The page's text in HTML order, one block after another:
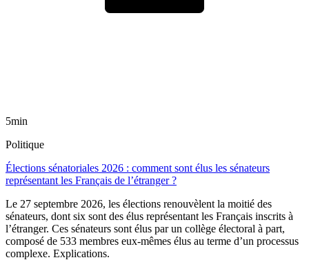
5min
Politique
Élections sénatoriales 2026 : comment sont élus les sénateurs
représentant les Français de l’étranger ?
Le 27 septembre 2026, les élections renouvèlent la moitié des
sénateurs, dont six sont des élus représentant les Français inscrits à
l’étranger. Ces sénateurs sont élus par un collège électoral à part,
composé de 533 membres eux-mêmes élus au terme d’un processus
complexe. Explications.